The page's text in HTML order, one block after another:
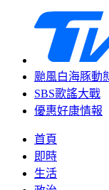
颱風白海豚動
SBS歌謠大戰
優惠好康情報
首頁
即時
生活